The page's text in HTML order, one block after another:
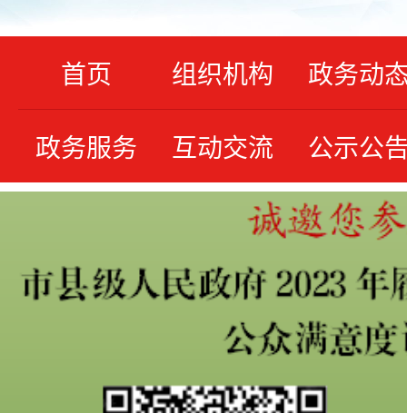
首页 组织机构 政务动
政务服务 互动交流 公示公